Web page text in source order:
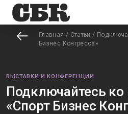
Главная / Статьи /
Бизнес Конгресса»
ВЫСТАВКИ И КОНФЕРЕНЦИИ
Подключайтесь
«Спорт Бизнес